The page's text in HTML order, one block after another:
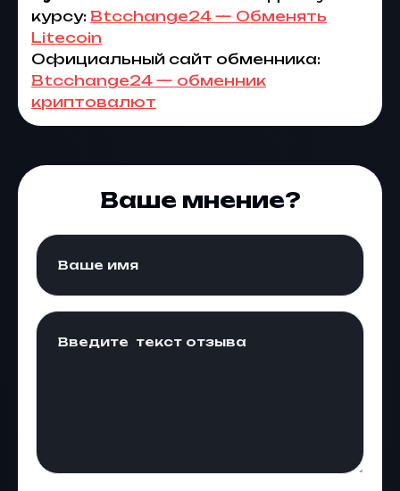
курсу: Btcchange24 — Обменять
Litecoin
Официальный сайт обменника:
Btcchange24 — обменник
криптовалют
Ваше мнение?